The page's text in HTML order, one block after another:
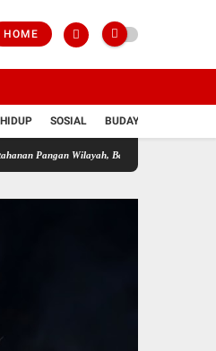
HOME
SOSIAL BUDAYA
Wilayah, Babinsa Koramil 12/Tnp Turun